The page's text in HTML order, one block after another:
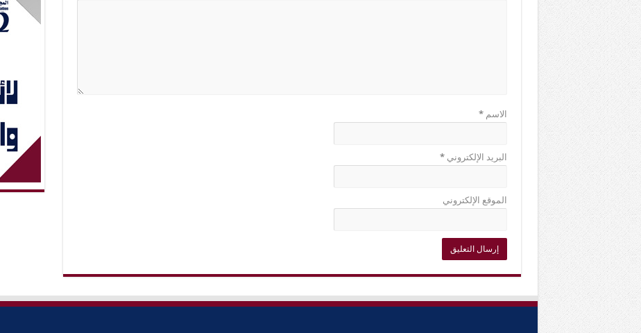
الاسم*
البريد الإلكتروني*
الموقع الإلكتروني